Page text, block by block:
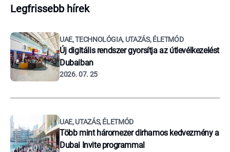
Legfrissebb hírek
UAE, TECHNOLÓGIA, UTAZÁS, ÉLETMÓD
Új digitális rendszer gyorsítja az útlevélkezelést
Dubaiban
2026. 07. 25
UAE, UTAZÁS, ÉLETMÓD
Több mint háromezer dirhamos kedvezmény a
Dubai Invite programmal